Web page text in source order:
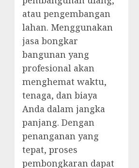
atau pengembangan
lahan. Menggunakan
jasa bongkar
bangunan yang
profesional akan
menghemat waktu,
tenaga, dan biaya
Anda dalam jangka
panjang. Dengan
penanganan yang
tepat, proses
pembongkaran dapat